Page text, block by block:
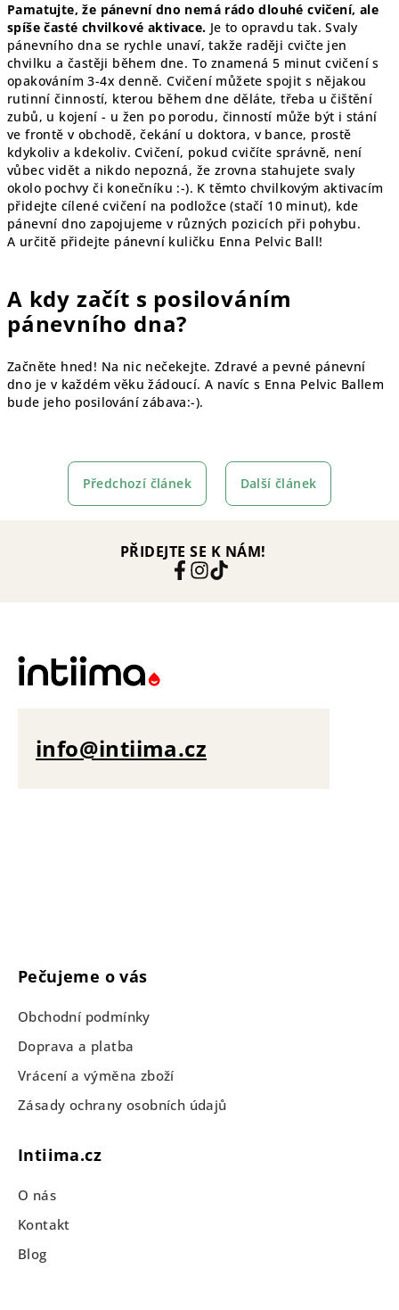
Pamatujte, že pánevní dno nemá rádo dlouhé cvičení, ale
spíše časté chvilkové aktivace. Je to opravdu tak. Svaly
pánevního dna se rychle unaví, takže raději cvičte jen
chvilku a častěji během dne. To znamená 5 minut cvičení s
opakováním 3-4x denně. Cvičení můžete spojit s nějakou
rutinní činností, kterou během dne děláte, třeba u čištění
zubů, u kojení - u žen po porodu, činností může být i stání
ve frontě v obchodě, čekání u doktora, v bance, prostě
kdykoliv a kdekoliv. Cvičení, pokud cvičíte správně, není
vůbec vidět a nikdo nepozná, že zrovna stahujete svaly
okolo pochvy či konečníku :-). K těmto chvilkovým aktivacím
přidejte cílené cvičení na podložce (stačí 10 minut), kde
pánevní dno zapojujeme v různých pozicích při pohybu.
A určitě přidejte pánevní kuličku Enna Pelvic Ball!
A kdy začít s posilováním
pánevního dna?
Začněte hned! Na nic nečekejte. Zdravé a pevné pánevní
dno je v každém věku žádoucí. A navíc s Enna Pelvic Ballem
bude jeho posilování zábava:-).
Předchozí článek Další článek
PŘIDEJTE SE K NÁM!
info@intiima.cz
Pečujeme o vás
Obchodní podmínky
Doprava a platba
Vrácení a výměna zboží
Zásady ochrany osobních údajů
Intiima.cz
O nás
Kontakt
Blog